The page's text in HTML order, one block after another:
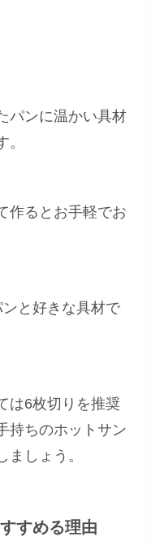
パンに温かい具材
作るとお手軽でお
と好きな具材で
は6枚切りを推奨
持ちのホットサン
ましょう。
すめる理由